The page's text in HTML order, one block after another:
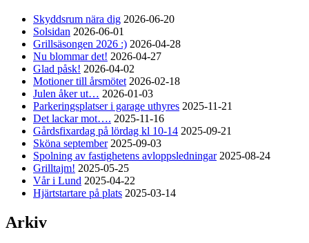
Skyddsrum nära dig 2026-06-20
Solsidan 2026-06-01
Grillsäsongen 2026 :) 2026-04-28
Nu blommar det! 2026-04-27
Glad påsk! 2026-04-02
Motioner till årsmötet 2026-02-18
Julen åker ut… 2026-01-03
Parkeringsplatser i garage uthyres 2025-11-21
Det lackar mot…. 2025-11-16
Gårdsfixardag på lördag kl 10-14 2025-09-21
Sköna september 2025-09-03
Spolning av fastighetens avloppsledningar 2025-08-24
Grilltajm! 2025-05-25
Vår i Lund 2025-04-22
Hjärtstartare på plats 2025-03-14
Arkiv